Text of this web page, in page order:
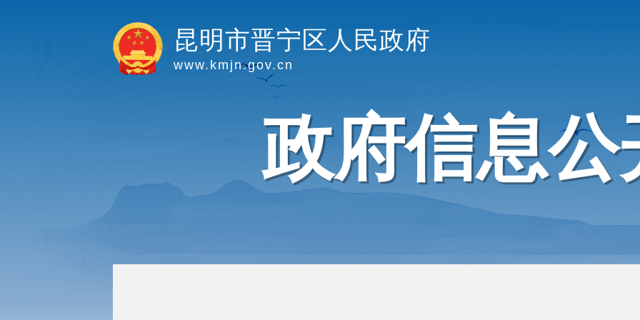
昆明市晋宁区人民政府
www.kmjn.gov.cn
政府信息公